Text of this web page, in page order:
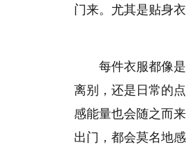
门来。尤其是贴身
每件衣服都像
离别，还是日常的
感能量也会随之而
出门，都会莫名地